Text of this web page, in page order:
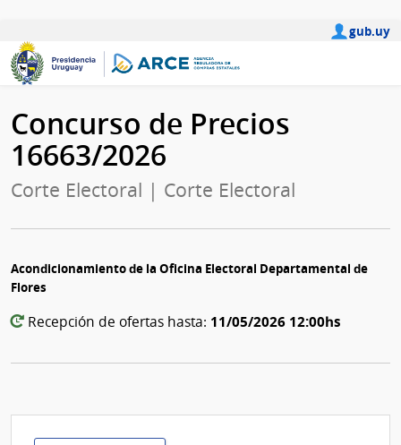
gub.uy
Concurso de Precios
16663/2026
Corte Electoral | Corte Electoral
Acondicionamiento de la Oficina Electoral Departamental de
Flores
Recepción de ofertas hasta: 11/05/2026 12:00hs